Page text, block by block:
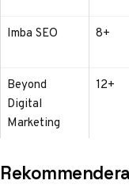
Imba SEO
8+
Beyond
Digital
Marketing
12+